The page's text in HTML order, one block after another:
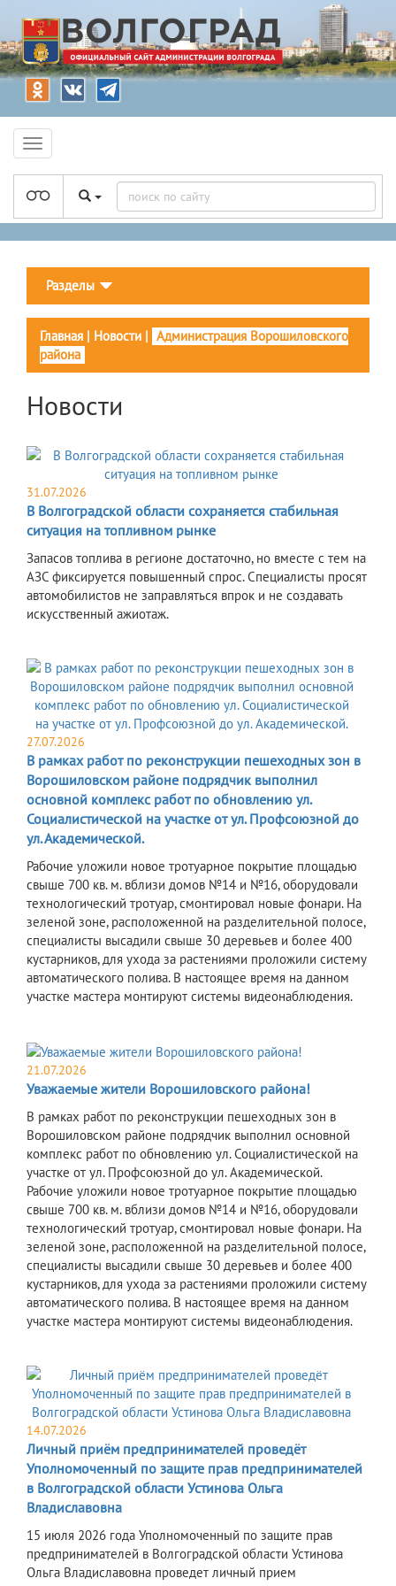
Разделы
Главная | Новости | Администрация Ворошиловского
района
Новости
31.07.2026
В Волгоградской области сохраняется стабильная
ситуация на топливном рынке
Запасов топлива в регионе достаточно, но вместе с тем на
АЗС фиксируется повышенный спрос. Специалисты просят
автомобилистов не заправляться впрок и не создавать
искусственный ажиотаж.
27.07.2026
В рамках работ по реконструкции пешеходных зон в
Ворошиловском районе подрядчик выполнил
основной комплекс работ по обновлению ул.
Социалистической на участке от ул. Профсоюзной до
ул. Академической.
Рабочие уложили новое тротуарное покрытие площадью
свыше 700 кв. м. вблизи домов №14 и №16, оборудовали
технологический тротуар, смонтировал новые фонари. На
зеленой зоне, расположенной на разделительной полосе,
специалисты высадили свыше 30 деревьев и более 400
кустарников, для ухода за растениями проложили систему
автоматического полива. В настоящее время на данном
участке мастера монтируют системы видеонаблюдения.
21.07.2026
Уважаемые жители Ворошиловского района!
В рамках работ по реконструкции пешеходных зон в
Ворошиловском районе подрядчик выполнил основной
комплекс работ по обновлению ул. Социалистической на
участке от ул. Профсоюзной до ул. Академической.
Рабочие уложили новое тротуарное покрытие площадью
свыше 700 кв. м. вблизи домов №14 и №16, оборудовали
технологический тротуар, смонтировал новые фонари. На
зеленой зоне, расположенной на разделительной полосе,
специалисты высадили свыше 30 деревьев и более 400
кустарников, для ухода за растениями проложили систему
автоматического полива. В настоящее время на данном
участке мастера монтируют системы видеонаблюдения.
14.07.2026
Личный приём предпринимателей проведёт
Уполномоченный по защите прав предпринимателей
в Волгоградской области Устинова Ольга
Владиславовна
15 июля 2026 года Уполномоченный по защите прав
предпринимателей в Волгоградской области Устинова
Ольга Владиславовна проведет личный прием